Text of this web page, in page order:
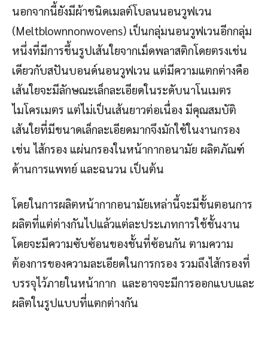
นอกจากนี้ยังมีผ้าชนิดเมลต์โบลนนอนวูฟเวน
(Meltblownnonwovens) เป็นกลุ่มนอนวูฟเวนอีกกลุ่ม
หนึ่งที่มีการขึ้นรูปเส้นใยจากเม็ดพลาสติกโดยตรงเช่น
เดียวกับสปันบอนด์นอนวูฟเวน แต่มีความแตกต่างคือ
เส้นใยจะมีลักษณะเล็กละเอียดในระดับนาโนเมตร
ไมโครเมตร แต่ไม่เป็นเส้นยาวต่อเนื่อง มีคุณสมบัติ
เส้นใยที่มีขนาดเล็กละเอียดมากจึงมักใช้ในงานกรอง
เช่น ไส้กรอง แผ่นกรองในหน้ากากอนามัย ผลิตภัณฑ์
ด้านการแพทย์ และฉนวน เป็นต้น
โดยในการผลิตหน้ากากอนามัยเหล่านี้จะมีขั้นตอนการ
ผลิตที่แต่ต่างกันไปแล้วแต่ละประเภทการใช้ชั้นงาน
โดยจะมีความซับซ้อนของชั้นที่ซ้อนกัน ตามความ
ต้องการของความละเอียดในการกรอง รวมถึงไส้กรองที่
บรรจุไว้ภายในหน้ากาก และอาจจะมีการออกแบบและ
ผลิตในรูปแบบที่แตกต่างกัน